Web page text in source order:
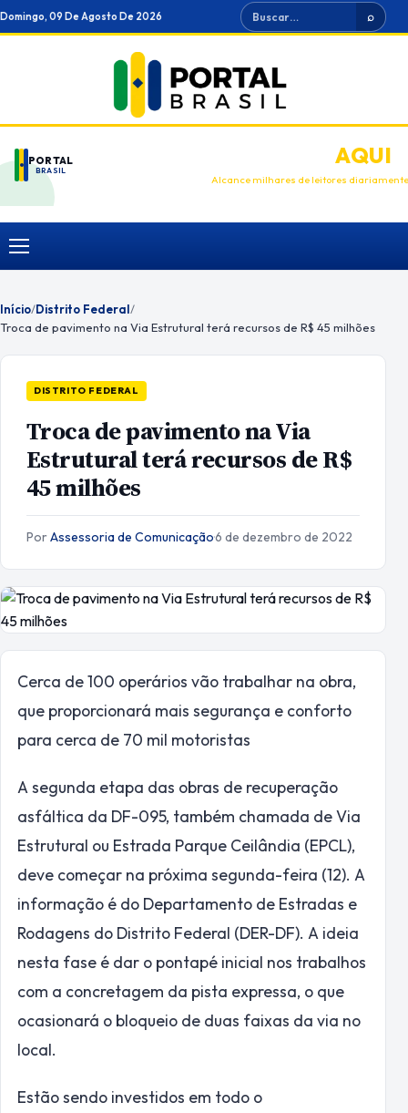
Ir
para
Domingo, 09 De Agosto De 2026 Buscar ⌕
PORTAL
BRASIL
ANUNCIEAQUI
Alcance milhares de leitores diariamente
Menu
Início/Distrito Federal/
Troca de pavimento na Via Estrutural terá recursos de R$ 45 milhões
DISTRITO FEDERAL
Troca de pavimento na Via
Estrutural terá recursos de R$
45 milhões
PorAssessoria de Comunicação·6 de dezembro de 2022
Cerca de 100 operários vão trabalhar na obra,
que proporcionará mais segurança e conforto
para cerca de 70 mil motoristas
A segunda etapa das obras de recuperação
asfáltica da DF-095, também chamada de Via
Estrutural ou Estrada Parque Ceilândia (EPCL),
deve começar na próxima segunda-feira (12). A
informação é do Departamento de Estradas e
Rodagens do Distrito Federal (DER-DF). A ideia
nesta fase é dar o pontapé inicial nos trabalhos
com a concretagem da pista expressa, o que
ocasionará o bloqueio de duas faixas da via no
local.
Estão sendo investidos em todo o